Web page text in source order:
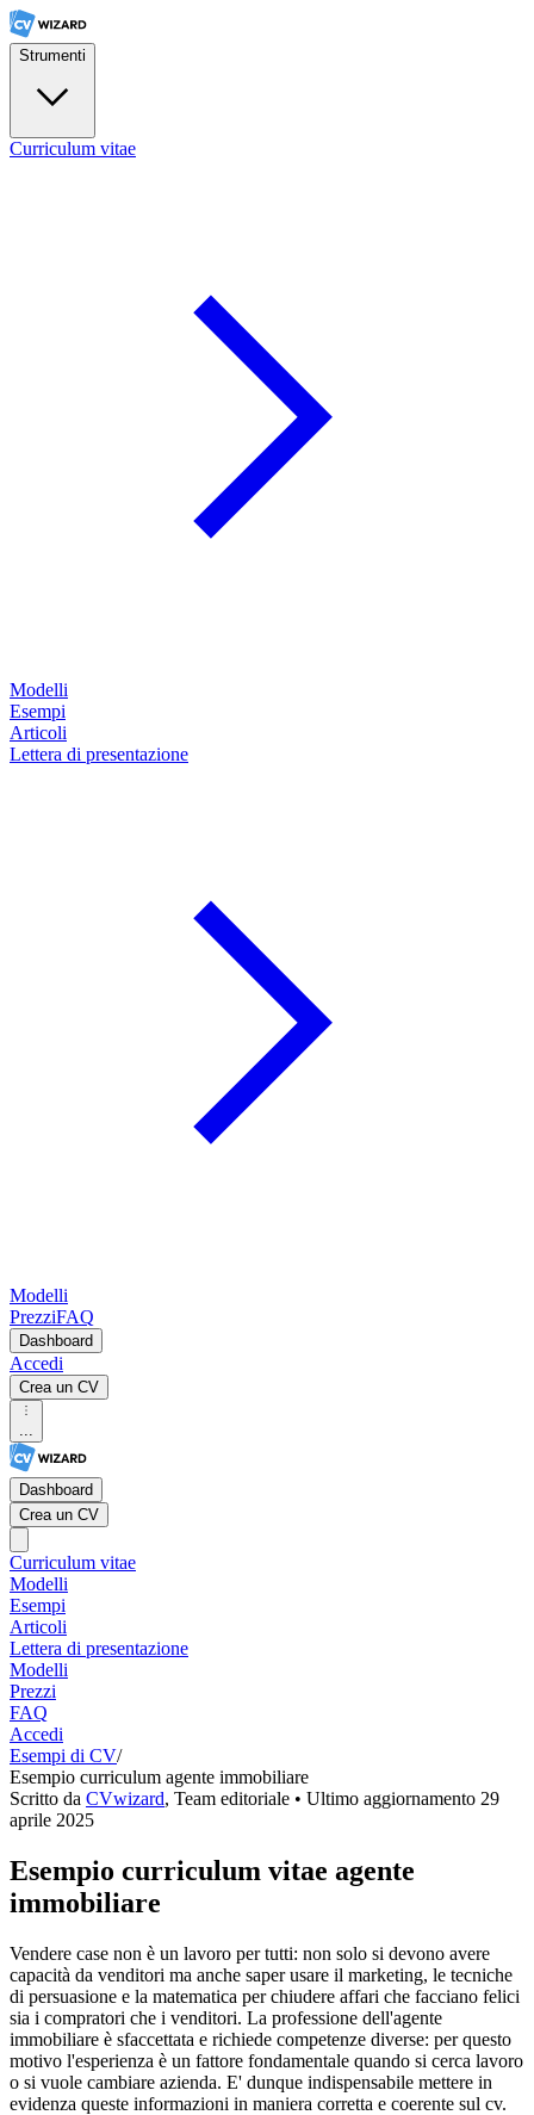
Strumenti
Curriculum vitae
Modelli
Esempi
Articoli
Lettera di presentazione
Modelli
PrezziFAQ
Dashboard
Accedi
Crea un CV
...
Dashboard
Crea un CV
Curriculum vitae
Modelli
Esempi
Articoli
Lettera di presentazione
Modelli
Prezzi
FAQ
Accedi
Esempi di CV/
Esempio curriculum agente immobiliare
Scritto da CVwizard, Team editoriale • Ultimo aggiornamento 29
aprile 2025
Esempio curriculum vitae agente
immobiliare
Vendere case non è un lavoro per tutti: non solo si devono avere
capacità da venditori ma anche saper usare il marketing, le tecniche
di persuasione e la matematica per chiudere affari che facciano felici
sia i compratori che i venditori. La professione dell'agente
immobiliare è sfaccettata e richiede competenze diverse: per questo
motivo l'esperienza è un fattore fondamentale quando si cerca lavoro
o si vuole cambiare azienda. E' dunque indispensabile mettere in
evidenza queste informazioni in maniera corretta e coerente sul cv.